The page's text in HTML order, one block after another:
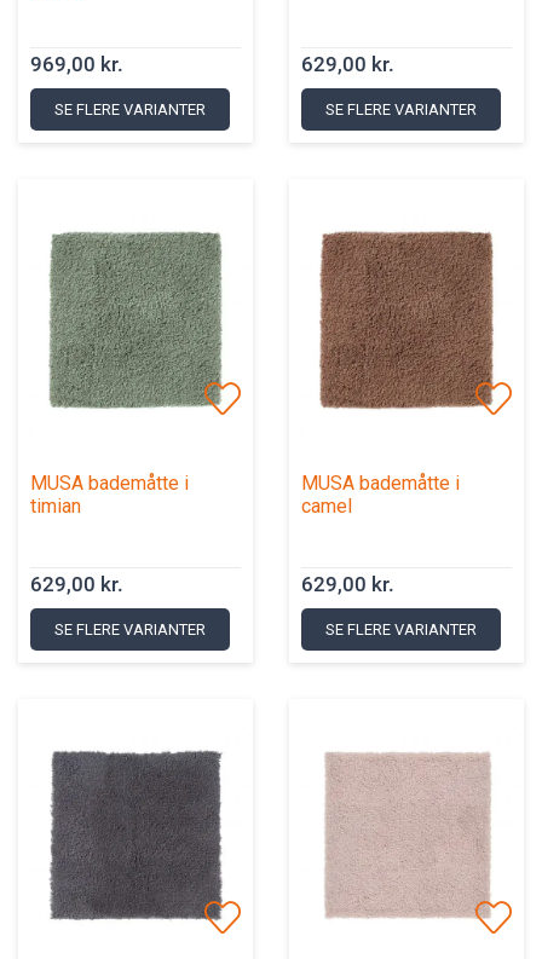
969,00 kr.
SE FLERE VARIANTER
629,00 kr.
SE FLERE VARIANTER
MUSA bademåtte i
timian
629,00 kr.
SE FLERE VARIANTER
MUSA bademåtte i
camel
629,00 kr.
SE FLERE VARIANTER